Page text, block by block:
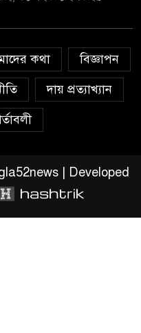
নিচে গাঁজার ড্রাম,
আটক
পাচারমুখী বাজেট
দাবিতে ফরিদগঞ্জে
কথা
বিজ্ঞাপন
দায় প্রত্যাখ্যান
| Developed